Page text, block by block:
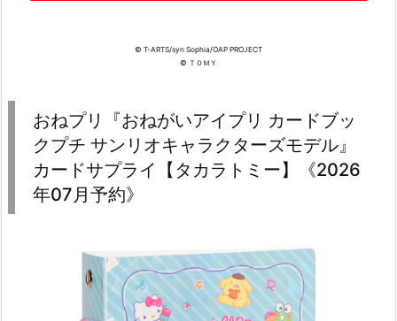
© T-ARTS/syn Sophia/OAP PROJECT
© ＴＯＭＹ
おねプリ『おねがいアイプリ カードブッ
クプチ サンリオキャラクターズモデル』
カードサプライ【タカラトミー】《2026
年07月予約》